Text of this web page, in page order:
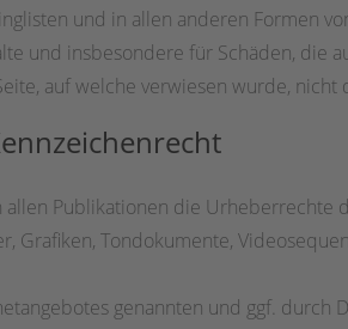
und in allen anderen Formen
und insbesondere für Schäden, die
auf welche verwiesen wurde,
Publikationen die Urheberrechte
Grafiken, Tondokumente,
genannten und ggf. durch